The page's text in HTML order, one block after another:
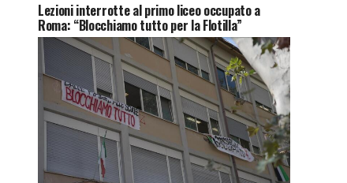
Lezioni interrotte al primo liceo occupato a
Roma: “Blocchiamo tutto per la Flotilla”